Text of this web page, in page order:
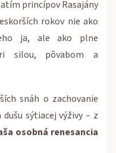
princípov Rasajány
rokov nie ako
ja, ale ako plne
silou, pôvabom a
snáh o zachovanie
sýtiacej výživy – z
osobná renesancia